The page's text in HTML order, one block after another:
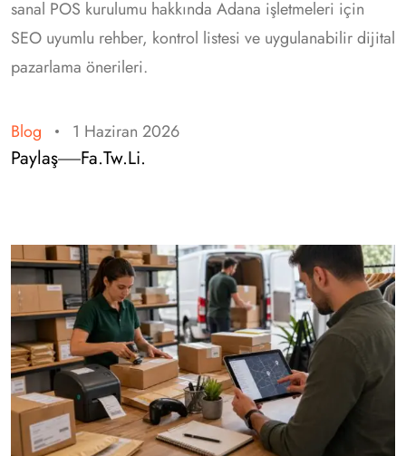
sanal POS kurulumu hakkında Adana işletmeleri için
SEO uyumlu rehber, kontrol listesi ve uygulanabilir dijital
pazarlama önerileri.
Blog 1 Haziran 2026
Paylaş Fa.Tw.Li.